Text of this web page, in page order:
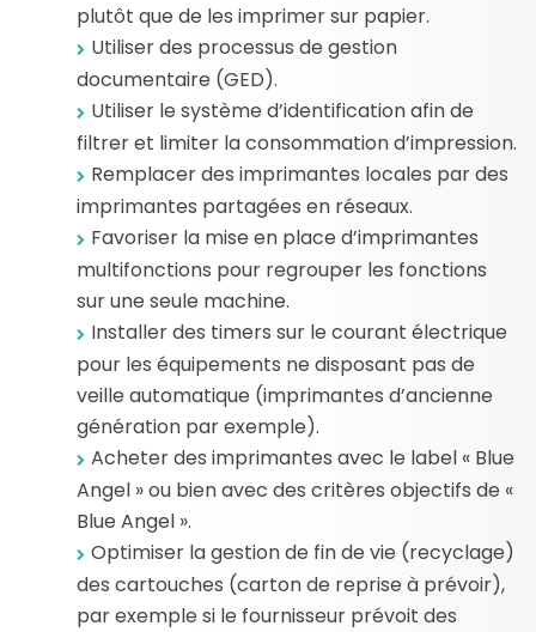
plutôt que de les imprimer sur papier.
Utiliser des processus de gestion
documentaire (GED).
Utiliser le système d’identification afin de
filtrer et limiter la consommation d’impression.
Remplacer des imprimantes locales par des
imprimantes partagées en réseaux.
Favoriser la mise en place d’imprimantes
multifonctions pour regrouper les fonctions
sur une seule machine.
Installer des timers sur le courant électrique
pour les équipements ne disposant pas de
veille automa­tique (imprimantes d’ancienne
génération par exemple).
Acheter des imprimantes avec le label « Blue
Angel » ou bien avec des critères objectifs de «
Blue Angel ».
Optimiser la gestion de fin de vie (recyclage)
des cartouches (carton de reprise à prévoir),
par exemple si le fournisseur prévoit des